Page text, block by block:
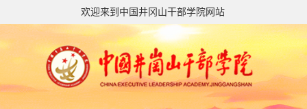
欢迎来到中国井冈山干部学院网站